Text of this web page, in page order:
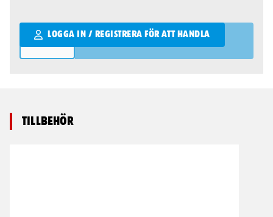
LOGGA IN / REGISTRERA FÖR ATT HANDLA
Qantity
Tillbehör